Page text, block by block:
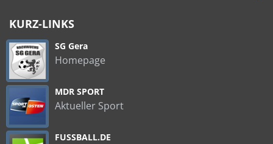
KURZ-LINKS
SG Gera
Homepage
MDR SPORT
Aktueller Sport
FUSSBALL.DE